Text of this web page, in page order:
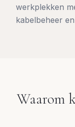
werkplekken
kabelbeheer
Waarom